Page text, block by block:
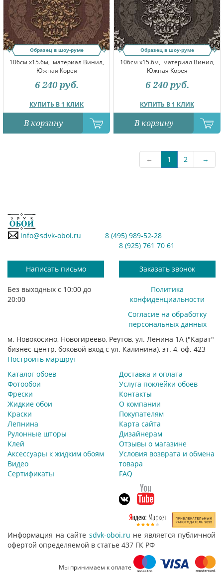
Образец в шоу-руме
106см x15.6м, материал Винил,
Южная Корея
КУПИТЬ В 1 КЛИК
6 240 руб.
В корзину
Образец в шоу-руме
106см x15.6м, материал Винил,
Южная Корея
КУПИТЬ В 1 КЛИК
6 240 руб.
В корзину
← 1 2 →
info@sdvk-oboi.ru
8 (495) 989-52-28
8 (925) 761 70 61
Написать письмо Заказать звонок
Без выходных с 10:00 до
20:00
Политика
конфиденциальности
Согласие на обработку
персональных данных
м. Новокосино, Новогиреево, Реутов, ул. Ленина 1А ("Карат"
бизнес-центр, боковой вход с ул. Калинина), эт. 4, оф. 423
Построить маршрут
Каталог обоев
Фотообои
Фрески
Жидкие обои
Краски
Лепнина
Рулонные шторы
Клей
Аксессуары к жидким обоям
Видео
Сертификаты
Доставка и оплата
Услуга поклейки обоев
Контакты
О компании
Покупателям
Карта сайта
Дизайнерам
Отзывы о магазине
Условия возврата и обмена
товара
FAQ
Информация на сайте sdvk-oboi.ru не является публичной
офертой определяемой в статье 437 ГК РФ
Мы принимаем к оплате